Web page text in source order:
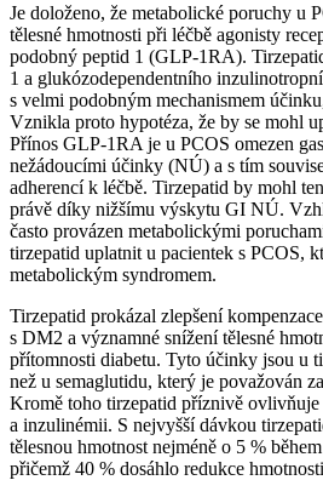
Je doloženo, že metabolické poruchy u
tělesné hmotnosti při léčbě agonisty
podobný peptid 1 (GLP-1RA).
1 a glukózodependentního
s velmi podobným mechanismem
Vznikla proto hypotéza, že by se mohl
Přínos GLP-1RA je u PCOS omezen
nežádoucími účinky (NÚ) a s tím
adherencí k léčbě. Tirzepatid by mohl
právě díky nižšímu výskytu GI NÚ.
často provázen metabolickými
tirzepatid uplatnit u pacientek s PCOS,
metabolickým syndromem.
Tirzepatid prokázal zlepšení
s DM2 a významné snížení tělesné
přítomnosti diabetu. Tyto účinky jsou u
než u semaglutidu, který je považován
Kromě toho tirzepatid příznivě
a inzulinémii. S nejvyšší dávkou
tělesnou hmotnost nejméně o 5 %
přičemž 40 % dosáhlo redukce